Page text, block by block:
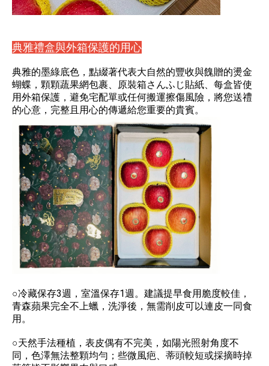
典雅禮盒與外箱保護的用心
典雅的墨綠底色，點綴著代表大自然的豐收與餽贈的燙金
蝴蝶，顆顆蔬果網包裹、原裝箱さんふじ貼紙、每盒皆使
用外箱保護，避免宅配單或任何搬運擦傷風險，將您送禮
的心意，完整且用心的傳遞給您重要的貴賓。
○冷藏保存3週，室溫保存1週。建議提早食用脆度較佳，
青森蘋果完全不上蠟，洗淨後，無需削皮可以連皮一同食
用。
○天然手法種植，表皮偶有不完美，如陽光照射角度不
同，色澤無法整顆均勻；些微風疤、蒂頭較短或採摘時掉